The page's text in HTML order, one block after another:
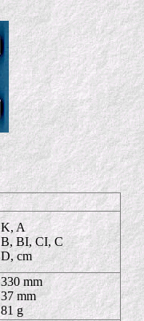
K, A
B, BI, CI, C
D, cm
330 mm
37 mm
81 g